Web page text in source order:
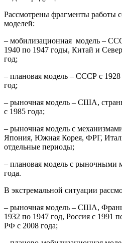
Рассмотрены фрагменты работы
моделей:
– мобилизационная модель –
1940 по 1947 годы, Китай и
год;
– плановая модель – СССР с
год;
– рыночная модель – США,
с 1985 года;
– рыночная модель с
Япония, Южная Корея, ФРГ,
отдельные периоды;
– плановая модель с рыночными
года.
В экстремальной ситуации
– рыночная модель – США,
1932 по 1947 год, Россия с 1991
РФ с 2008 года;